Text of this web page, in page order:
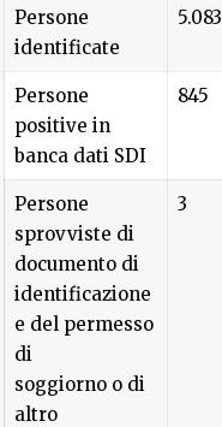
Persone
identificate
5.083
Persone
positive in
banca dati SDI
845
Persone
sprovviste di
documento di
identificazione
e del permesso
di
soggiorno o di
altro
3